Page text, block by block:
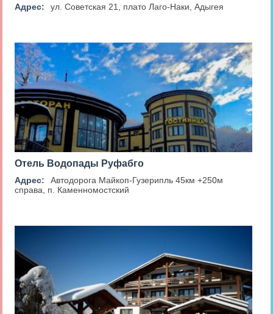
Адрес: ул. Советская 21, плато Лаго-Наки, Адыгея
Отель Водопады Руфабго
Адрес:
Автодорога Майкоп-Гузерипль 45км +250м
справа, п. Каменномостский